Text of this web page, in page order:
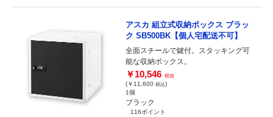
アスカ 組立式収納ボックス ブラッ
ク SB500BK【個人宅配送不可】
全面スチールで鍵付。スタッキング可
能な収納ボックス。
￥10,546 税抜
(￥11,600 税込)
1個
ブラック
116ポイント